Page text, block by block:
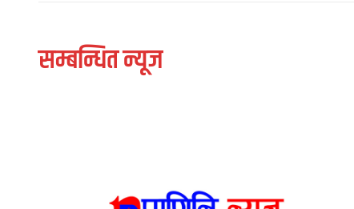
सम्बन्धित न्यूज